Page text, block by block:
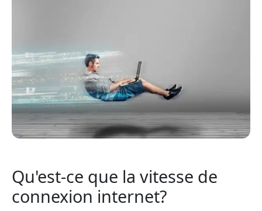
Qu'est-ce que la vitesse de
connexion internet?